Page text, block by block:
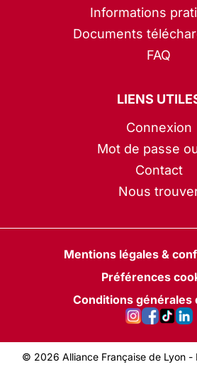
Informations
Documents
FAQ
LIENS
Connexion
Mot de passe
Contact
Nous
Mentions légales &
Préférences
Conditions générales
© 2026 Alliance Française de Lyon -